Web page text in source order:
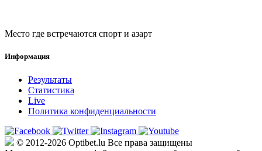
Место где встречаются спорт и азарт
Информация
Результаты
Статистика
Live
Политика конфиденциальности
© 2012-2026 Optibet.lu Все права защищены